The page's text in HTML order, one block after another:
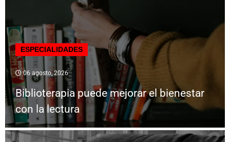
ESPECIALIDADES
06 agosto, 2026
Biblioterapia puede mejorar el bienestar
con la lectura